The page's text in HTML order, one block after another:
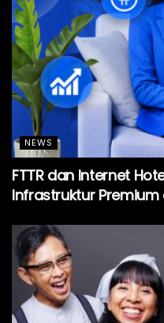
NEWS
FTTR dan Internet
Infrastruktur Premium